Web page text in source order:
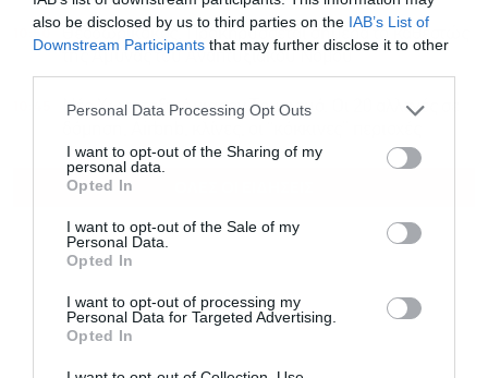
also be disclosed by us to third parties on the IAB’s List of
Downstream Participants that may further disclose it to other
Personal Data Processing Opt Outs
I want to opt-out of the Sharing of my
personal data.
Opted In
I want to opt-out of the Sale of my
Personal Data.
Opted In
I want to opt-out of processing my
Personal Data for Targeted Advertising.
Opted In
10:50
Θεοδωρικάκος: Προκηρύσσεται σήμερα το καθεστώς
της Άμυνας του Αναπτυξιακού Νόμου
Νέο Χωροταξικό για τον Τουρισμό: Οι 20 αλλαγές σε